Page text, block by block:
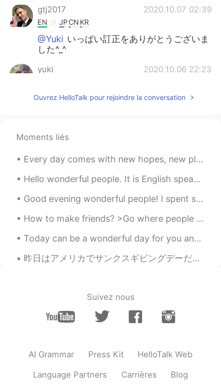
gtj2017 2020.10.07 02:39
EN JPCN KR
@Yuki いっぱい訂正をありがとうございま
した^_^
yuki 2020.10.06 22:23
私も早く痩せたい…見習って頑張ります！
Saoriでござる 2020.10.06 14:34
JP ENFRDE
私もダイエット頑張る💪
mayuko 2020.10.06 14:19
5キロぐらい痩せたのに、まだ8キロ
らいも痩せたい
内にこのダイエット 終わ
たい😂
るそう
Ouvrez HelloTalk pour rejoindre la conversation
Moments liés
Every day comes with new hopes, new plans and new opportunities. We all get new challenges with e...
Hello wonderful people. It is English speaking practice time again. Send me a message if you wa...
Good evening wonderful people! I spent some time today handpainting my models in order to finish...
How to make friends? >Go where people are- most friends you make will be people who have the sam...
Today can be a wonderful day for you and for others around you if you take the time to give someo...
昨日はアメリカでサンクスギビングデーだった。僕はサンクスギビングが大好き。美味しい食べ物がいっぱいある。でも日本に1人で住んでいる。全部のサンクスギビングの食べ物食べられないけどパイを作った。パ...
Suivez nous
AI Grammar Press Kit HelloTalk Web
Language Partners Carrières Blog